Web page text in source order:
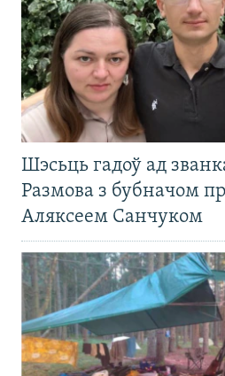
Шэсьць гадоў ад
Размова з бубначом
Аляксеем Санчуком